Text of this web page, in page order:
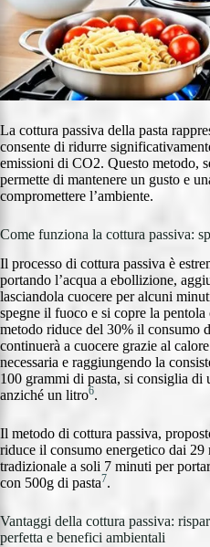
La cottura passiva della pasta
consente di ridurre
emissioni di CO2. Questo metodo,
permette di mantenere un gusto e
compromettere l’ambiente.
Come funziona la cottura passiva:
Il processo di cottura passiva è
portando l’acqua a ebollizione,
lasciandola cuocere per alcuni
spegne il fuoco e si copre la
metodo riduce del 30% il consumo
continuerà a cuocere grazie al
necessaria e raggiungendo la
100 grammi di pasta, si consiglia di
anziché un litro6.
Il metodo di cottura passiva,
riduce il consumo energetico dai
tradizionale a soli 7 minuti per
con 500g di pasta7.
Vantaggi della cottura passiva:
perfetta e benefici ambientali